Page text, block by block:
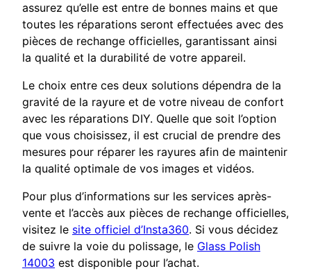
assurez qu’elle est entre de bonnes mains et que
toutes les réparations seront effectuées avec des
pièces de rechange officielles, garantissant ainsi
la qualité et la durabilité de votre appareil.
Le choix entre ces deux solutions dépendra de la
gravité de la rayure et de votre niveau de confort
avec les réparations DIY. Quelle que soit l’option
que vous choisissez, il est crucial de prendre des
mesures pour réparer les rayures afin de maintenir
la qualité optimale de vos images et vidéos.
Pour plus d’informations sur les services après-
vente et l’accès aux pièces de rechange officielles,
visitez le site officiel d’Insta360. Si vous décidez
de suivre la voie du polissage, le Glass Polish
14003 est disponible pour l’achat.